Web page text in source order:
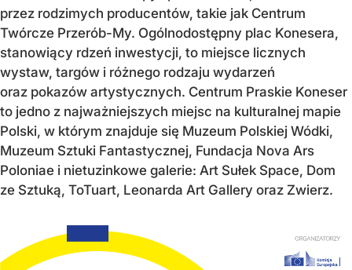
przez rodzimych producentów, takie jak Centrum
Twórcze Przerób-My. Ogólnodostępny plac Konesera,
stanowiący rdzeń inwestycji, to miejsce licznych
wystaw, targów i różnego rodzaju wydarzeń
oraz pokazów artystycznych. Centrum Praskie Koneser
to jedno z najważniejszych miejsc na kulturalnej mapie
Polski, w którym znajduje się Muzeum Polskiej Wódki,
Muzeum Sztuki Fantastycznej, Fundacja Nova Ars
Poloniae i nietuzinkowe galerie: Art Sułek Space, Dom
ze Sztuką, ToTuart, Leonarda Art Gallery oraz Zwierz.